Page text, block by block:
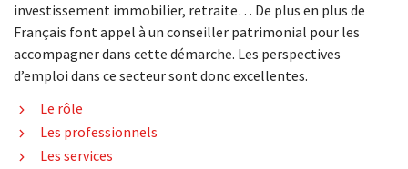
investissement immobilier, retraite… De plus en plus de
Français font appel à un conseiller patrimonial pour les
accompagner dans cette démarche. Les perspectives
d’emploi dans ce secteur sont donc excellentes.
Le rôle
Les professionnels
Les services